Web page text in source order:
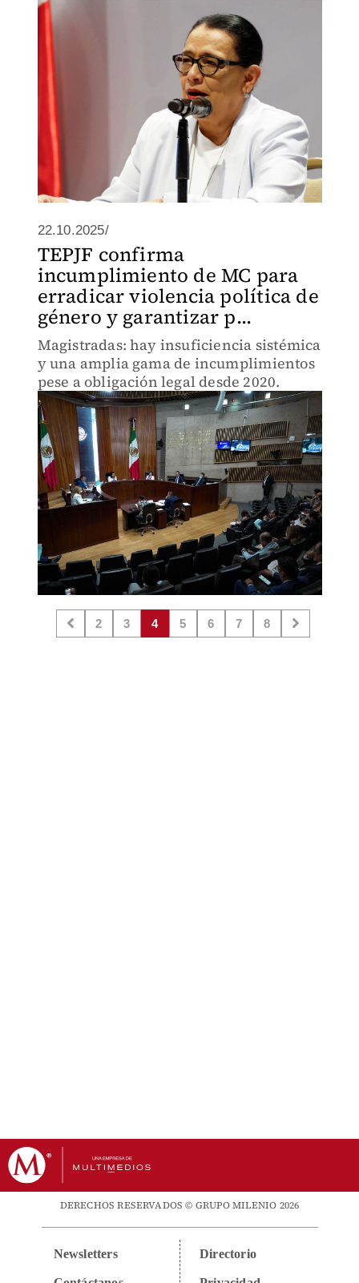
22.10.2025/
TEPJF confirma
incumplimiento de MC para
erradicar violencia política de
género y garantizar p...
Magistradas: hay insuficiencia sistémica
y una amplia gama de incumplimientos
pese a obligación legal desde 2020.
2 3 4 5 6 7 8
DERECHOS RESERVADOS © GRUPO MILENIO 2026
Newsletters Directorio